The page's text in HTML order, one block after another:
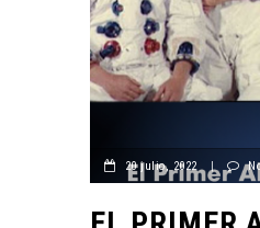
20 julio, 2022 |